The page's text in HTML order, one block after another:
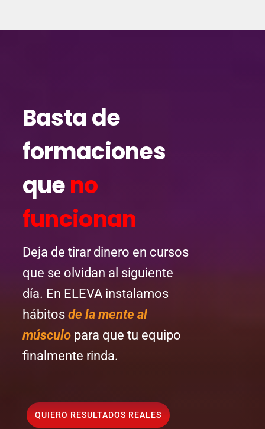
Basta de
formaciones
queno
funcionan
Deja de tirar dinero en cursos
que se olvidan al siguiente
día. En ELEVA instalamos
hábitos de la mente al
músculopara que tu equipo
finalmente rinda.
QUIERO RESULTADOS REALES